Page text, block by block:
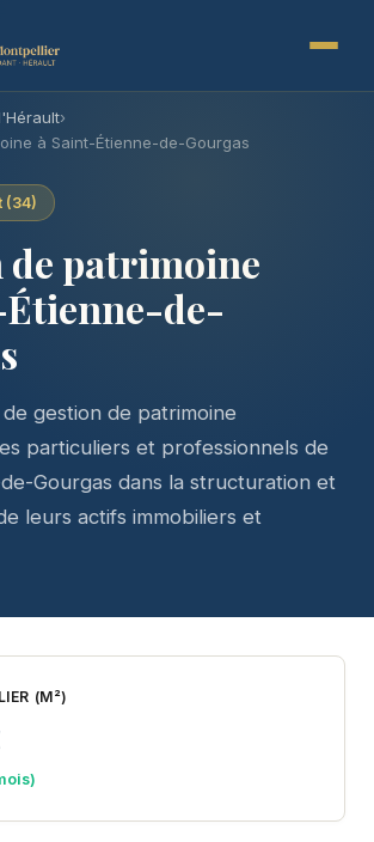
›
à Saint-Étienne-de-Gourgas
(34)
de patrimoine
de-
gestion de patrimoine
particuliers et professionnels de
Gourgas dans la structuration et
leurs actifs immobiliers et
(M²)